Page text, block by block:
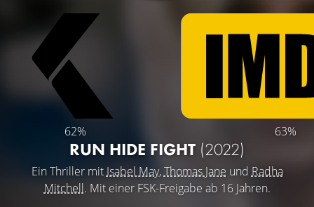
62% 63%
RUN HIDE FIGHT (2022)
Ein Thriller mit Isabel May,Thomas Jane und Radha
Mitchell. Mit einer FSK-Freigabe ab 16 Jahren.